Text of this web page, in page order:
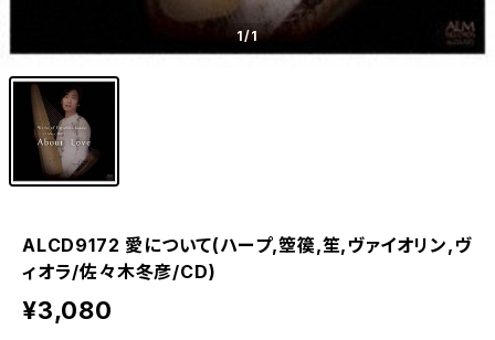
1/1
ALCD9172 愛について(ハープ,箜篌,笙,ヴァイオリン,ヴ
ィオラ/佐々木冬彦/CD)
¥3,080